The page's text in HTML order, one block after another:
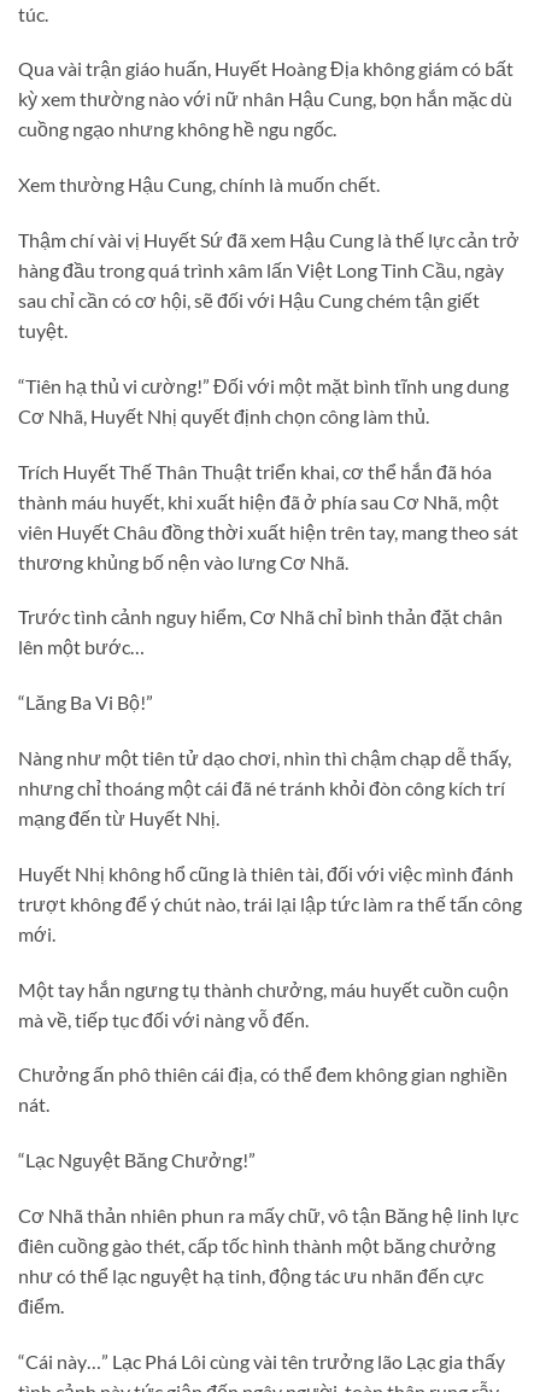
túc.
Qua vài trận giáo huấn, Huyết Hoàng Địa không giám có bất
kỳ xem thường nào với nữ nhân Hậu Cung, bọn hắn mặc dù
cuồng ngạo nhưng không hề ngu ngốc.
Xem thường Hậu Cung, chính là muốn chết.
Thậm chí vài vị Huyết Sứ đã xem Hậu Cung là thế lực cản trở
hàng đầu trong quá trình xâm lấn Việt Long Tinh Cầu, ngày
sau chỉ cần có cơ hội, sẽ đối với Hậu Cung chém tận giết
tuyệt.
“Tiên hạ thủ vi cường!” Đối với một mặt bình tĩnh ung dung
Cơ Nhã, Huyết Nhị quyết định chọn công làm thủ.
Trích Huyết Thế Thân Thuật triển khai, cơ thể hắn đã hóa
thành máu huyết, khi xuất hiện đã ở phía sau Cơ Nhã, một
viên Huyết Châu đồng thời xuất hiện trên tay, mang theo sát
thương khủng bố nện vào lưng Cơ Nhã.
Trước tình cảnh nguy hiểm, Cơ Nhã chỉ bình thản đặt chân
lên một bước…
“Lăng Ba Vi Bộ!”
Nàng như một tiên tử dạo chơi, nhìn thì chậm chạp dễ thấy,
nhưng chỉ thoáng một cái đã né tránh khỏi đòn công kích trí
mạng đến từ Huyết Nhị.
Huyết Nhị không hổ cũng là thiên tài, đối với việc mình đánh
trượt không để ý chút nào, trái lại lập tức làm ra thế tấn công
mới.
Một tay hắn ngưng tụ thành chưởng, máu huyết cuồn cuộn
mà về, tiếp tục đối với nàng vỗ đến.
Chưởng ấn phô thiên cái địa, có thể đem không gian nghiền
nát.
“Lạc Nguyệt Băng Chưởng!”
Cơ Nhã thản nhiên phun ra mấy chữ, vô tận Băng hệ linh lực
điên cuồng gào thét, cấp tốc hình thành một băng chưởng
như có thể lạc nguyệt hạ tinh, động tác ưu nhãn đến cực
điểm.
“Cái này…” Lạc Phá Lôi cùng vài tên trưởng lão Lạc gia thấy